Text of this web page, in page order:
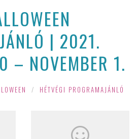
| 2021.
– NOVEMBER 1.
/ HÉTVÉGI PROGRAMAJÁNLÓ